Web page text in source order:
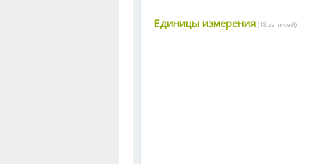
Единицы измерения (18 записей)